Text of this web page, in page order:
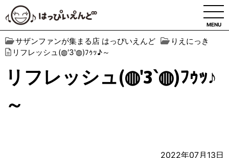
MENU
サザンファンが集まる店 はっぴいえんど
りえにっき
リフレッシュ(◍′3‵◍)ﾌｩｯ♪～
リフレッシュ(◍′3‵◍)ﾌｩｯ♪
～
2022年07月13日